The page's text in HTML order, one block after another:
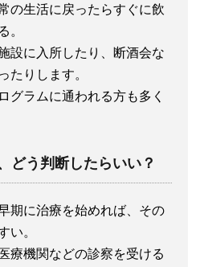
の生活に戻ったらすぐに飲
。
設に入所したり、断酒会な
たりします。
グラムに通われる方も多く
どう判断したらいい？
期に治療を始めれば、その
い。
療機関などの診察を受ける